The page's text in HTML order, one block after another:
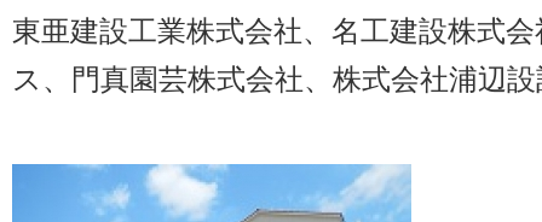
東亜建設工業株式会社、名工建設株式
ス、門真園芸株式会社、株式会社浦辺設